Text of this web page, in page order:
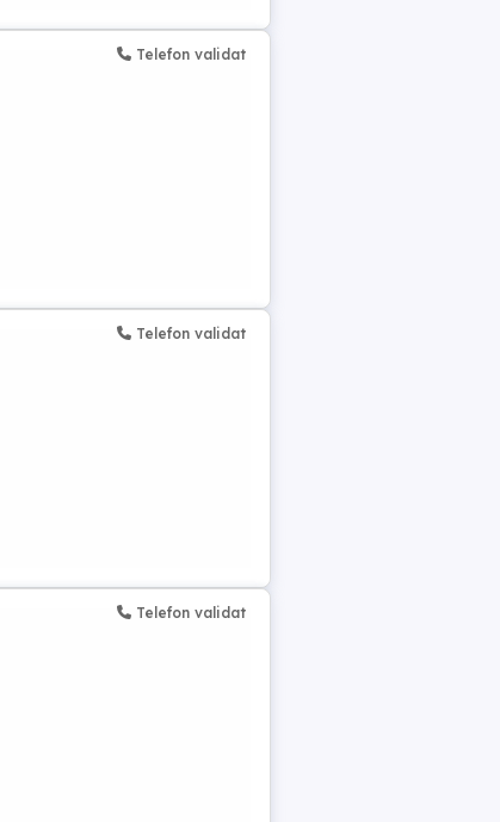
Telefon validat
Telefon validat
Telefon validat